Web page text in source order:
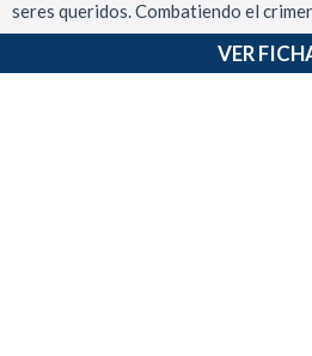
seres queridos. Combatiendo el
VER